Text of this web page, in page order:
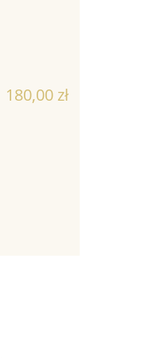
180,00 zł